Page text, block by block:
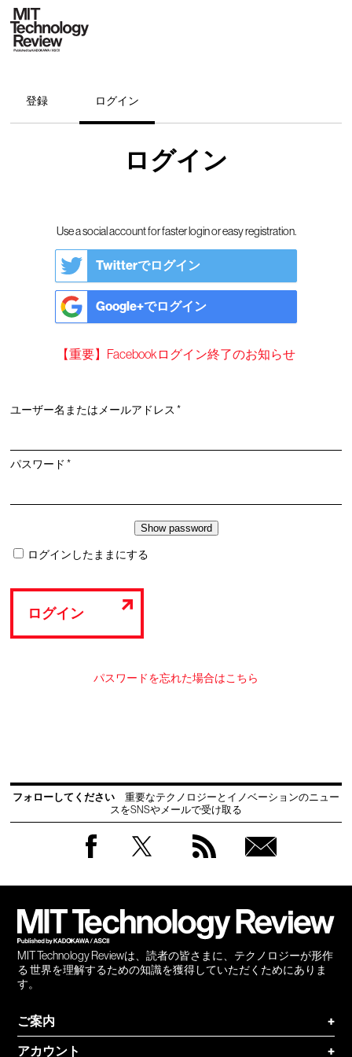
登録 ログイン
ログイン
Use a social account for faster login or easy registration.
Twitterでログイン
Google+でログイン
【重要】Facebookログイン終了のお知らせ
ユーザー名またはメールアドレス*必
パスワード*必
ログインしたままにする
ログイン
パスワードを忘れた場合はこちら
フォローしてください
重要なテクノロジーとイノベーションのニュー
スをSNSやメールで受け取る
MIT Technology Reviewは、読者の皆さまに、テクノロジーが形作
る 世界を理解するための知識を獲得していただくためにありま
す。
ご案内
+
アカウント
+